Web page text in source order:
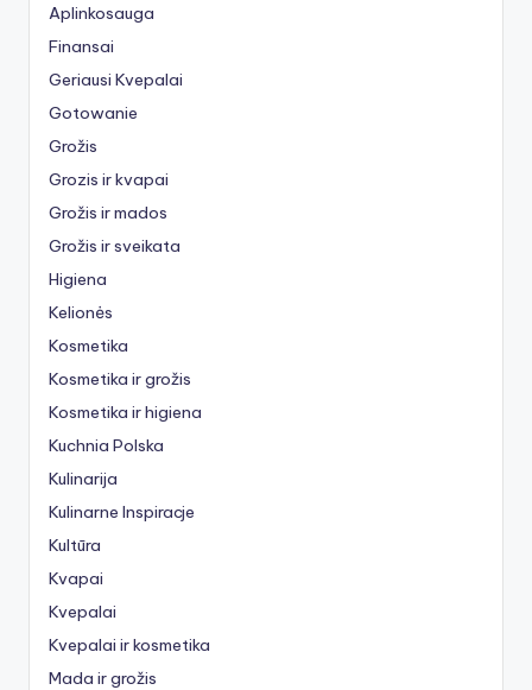
Aplinkosauga
Finansai
Geriausi Kvepalai
Gotowanie
Grožis
Grozis ir kvapai
Grožis ir mados
Grožis ir sveikata
Higiena
Kelionės
Kosmetika
Kosmetika ir grožis
Kosmetika ir higiena
Kuchnia Polska
Kulinarija
Kulinarne Inspiracje
Kultūra
Kvapai
Kvepalai
Kvepalai ir kosmetika
Mada ir grožis